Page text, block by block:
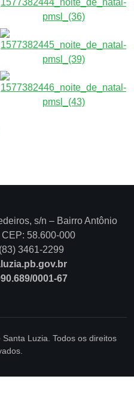
s/n – Bairro Antônio
58.600-000
3461-2299
0001-67
Luzia. Todos os direitos